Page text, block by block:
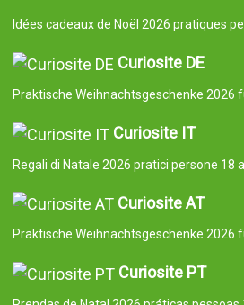
Idées cadeaux de Noël 2026 pratiques
Curiosite DE
Praktische Weihnachtsgeschenke 2026
Curiosite IT
Regali di Natale 2026 pratici persone 18
Curiosite AT
Praktische Weihnachtsgeschenke 2026
Curiosite PT